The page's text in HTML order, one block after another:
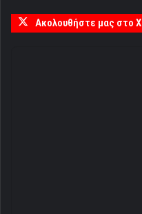
Ακολουθήστε μας στο X